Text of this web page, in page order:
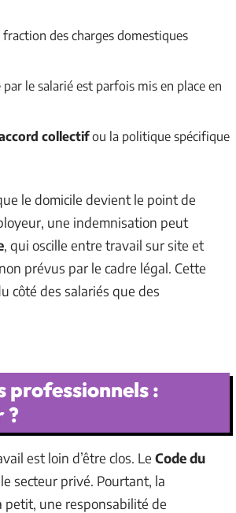
des charges domestiques
le salarié est parfois mis en place en
collectifou la politique spécifique
le domicile devient le point de
une indemnisation peut
, qui oscille entre travail sur site et
prévus par le cadre légal. Cette
côté des salariés que des
professionnels :
?
est loin d’être clos. Le Code du
secteur privé. Pourtant, la
petit, une responsabilité de